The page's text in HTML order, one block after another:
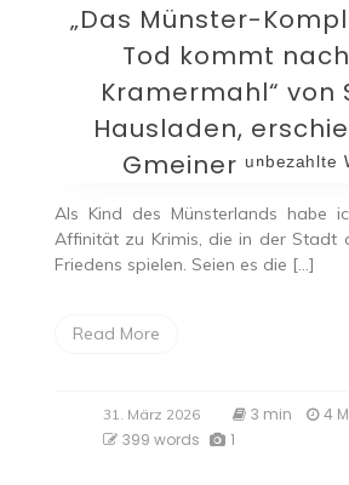
„Das Münster-
Tod kommt
Kramermahl“ von
Hausladen,
Gmeiner ᵘⁿᵇᵉᶻᵃʰˡᵗᵉ
Als Kind des Münsterlands habe
Affinität zu Krimis, die in der Stadt
Friedens spielen. Seien es die […]
Read More
31. März 2026 3 min
4
399 words
1